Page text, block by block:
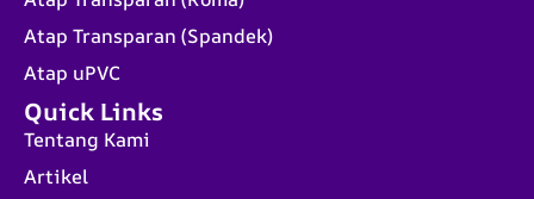
Quick Links
Tentang Kami
Artikel
Atap Transparan (Spandek)
Atap uPVC